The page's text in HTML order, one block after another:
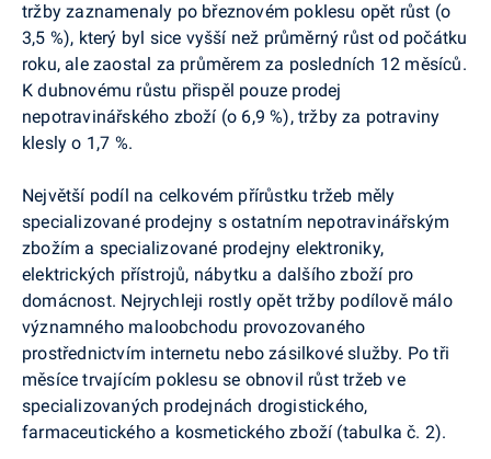
tržby zaznamenaly po březnovém poklesu opět růst (o
3,5 %), který byl sice vyšší než průměrný růst od počátku
roku, ale zaostal za průměrem za posledních 12 měsíců.
K dubnovému růstu přispěl pouze prodej
nepotravinářského zboží (o 6,9 %), tržby za potraviny
klesly o 1,7 %.
Největší podíl na celkovém přírůstku tržeb měly
specializované prodejny s ostatním nepotravinářským
zbožím a specializované prodejny elektroniky,
elektrických přístrojů, nábytku a dalšího zboží pro
domácnost. Nejrychleji rostly opět tržby podílově málo
významného maloobchodu provozovaného
prostřednictvím internetu nebo zásilkové služby. Po tři
měsíce trvajícím poklesu se obnovil růst tržeb ve
specializovaných prodejnách drogistického,
farmaceutického a kosmetického zboží (tabulka č. 2).